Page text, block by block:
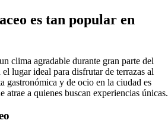
es tan popular en
clima agradable durante gran parte del
lugar ideal para disfrutar de terrazas al
gastronómica y de ocio en la ciudad es
atrae a quienes buscan experiencias únicas.